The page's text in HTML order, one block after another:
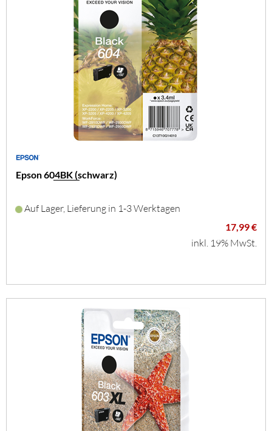
Epson 604BK (schwarz)
Auf Lager, Lieferung in 1-3 Werktagen
17,99 €
inkl. 19% MwSt.